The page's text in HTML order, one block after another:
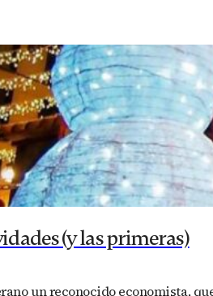
(y las primeras)
un reconocido economista,